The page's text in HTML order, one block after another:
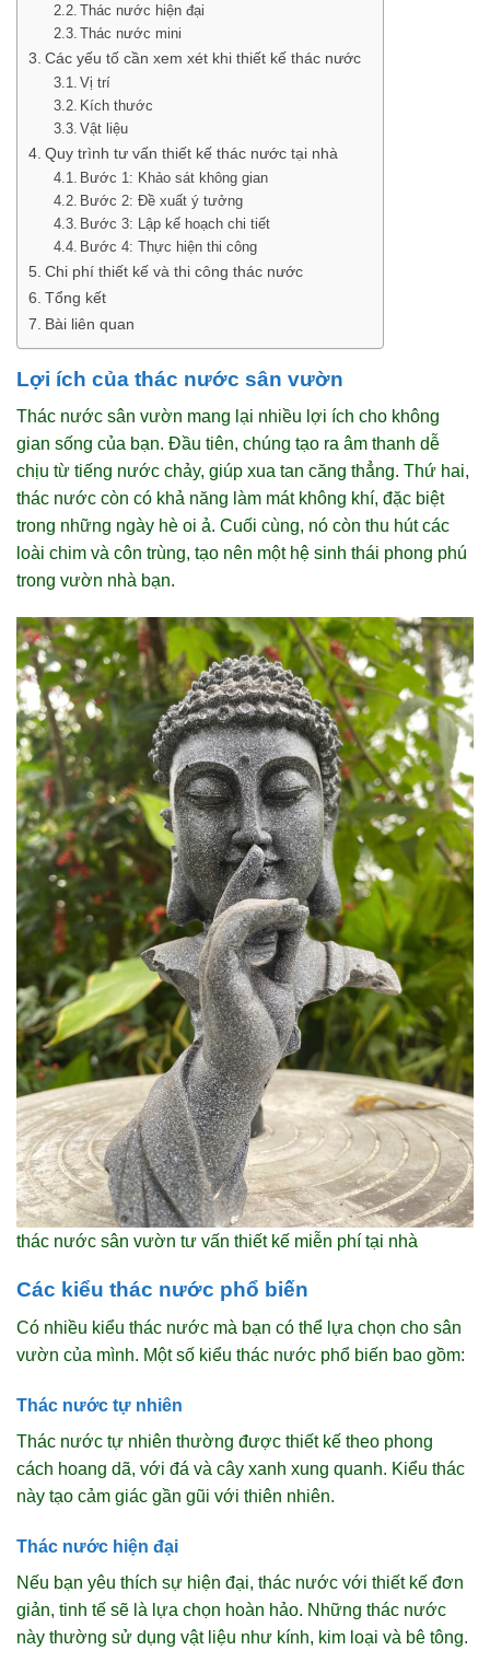
Thác nước hiện đại
Thác nước mini
Các yếu tố cần xem xét khi thiết kế thác nước
Vị trí
Kích thước
Vật liệu
Quy trình tư vấn thiết kế thác nước tại nhà
Bước 1: Khảo sát không gian
Bước 2: Đề xuất ý tưởng
Bước 3: Lập kế hoạch chi tiết
Bước 4: Thực hiện thi công
Chi phí thiết kế và thi công thác nước
Tổng kết
Bài liên quan
Lợi ích của thác nước sân vườn
Thác nước sân vườn mang lại nhiều lợi ích cho không
gian sống của bạn. Đầu tiên, chúng tạo ra âm thanh dễ
chịu từ tiếng nước chảy, giúp xua tan căng thẳng. Thứ hai,
thác nước còn có khả năng làm mát không khí, đặc biệt
trong những ngày hè oi ả. Cuối cùng, nó còn thu hút các
loài chim và côn trùng, tạo nên một hệ sinh thái phong phú
trong vườn nhà bạn.
thác nước sân vườn tư vấn thiết kế miễn phí tại nhà
Các kiểu thác nước phổ biến
Có nhiều kiểu thác nước mà bạn có thể lựa chọn cho sân
vườn của mình. Một số kiểu thác nước phổ biến bao gồm:
Thác nước tự nhiên
Thác nước tự nhiên thường được thiết kế theo phong
cách hoang dã, với đá và cây xanh xung quanh. Kiểu thác
này tạo cảm giác gần gũi với thiên nhiên.
Thác nước hiện đại
Nếu bạn yêu thích sự hiện đại, thác nước với thiết kế đơn
giản, tinh tế sẽ là lựa chọn hoàn hảo. Những thác nước
này thường sử dụng vật liệu như kính, kim loại và bê tông.